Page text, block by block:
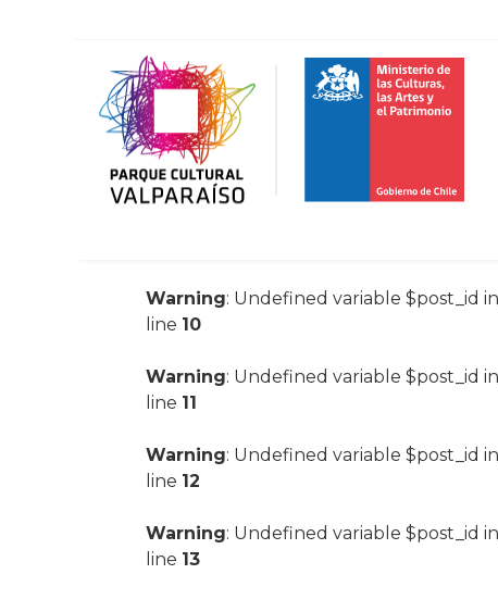
Warning: Undefined variable $post_id
line 10
Warning: Undefined variable $post_id
line 11
Warning: Undefined variable $post_id
line 12
Warning: Undefined variable $post_id
line 13